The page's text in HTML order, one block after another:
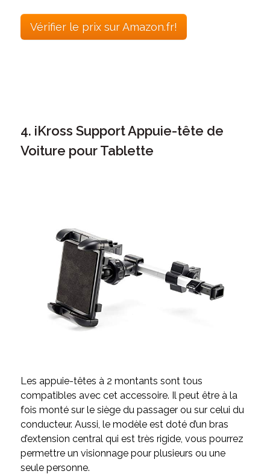
Vérifier le prix sur Amazon.fr!
4. iKross Support Appuie-tête de
Voiture pour Tablette
Les appuie-têtes à 2 montants sont tous
compatibles avec cet accessoire. Il peut être à la
fois monté sur le siège du passager ou sur celui du
conducteur. Aussi, le modèle est doté d’un bras
d’extension central qui est très rigide, vous pourrez
permettre un visionnage pour plusieurs ou une
seule personne.